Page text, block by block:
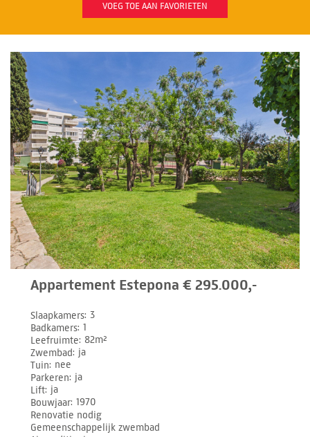
VOEG TOE AAN FAVORIETEN
Appartement Estepona € 295.000,-
Slaapkamers 3
Badkamers 1
Leefruimte 82m²
Zwembad ja
Tuin nee
Parkeren ja
Lift ja
Bouwjaar 1970
Renovatie nodig
Gemeenschappelijk zwembad